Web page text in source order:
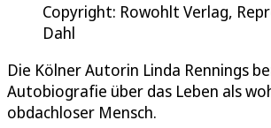
Copyright: Rowohlt Verlag,
Dahl
Die Kölner Autorin Linda Rennings
Autobiografie über das Leben als
obdachloser Mensch.